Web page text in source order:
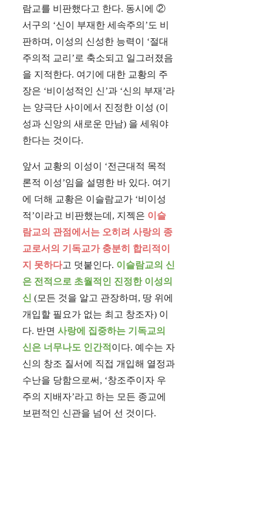
람교를 비판했다고 한다. 동시에 ②
서구의 ‘신이 부재한 세속주의’도 비
판하며, 이성의 신성한 능력이 ‘절대
주의적 교리’로 축소되고 일그러졌음
을 지적한다. 여기에 대한 교황의 주
장은 ‘비이성적인 신’과 ‘신의 부재’라
는 양극단 사이에서 진정한 이성 (이
성과 신앙의 새로운 만남) 을 세워야
한다는 것이다.
앞서 교황의 이성이 ‘전근대적 목적
론적 이성’임을 설명한 바 있다. 여기
에 더해 교황은 이슬람교가 ‘비이성
적’이라고 비판했는데, 지젝은 이슬
람교의 관점에서는 오히려 사랑의 종
교로서의 기독교가 충분히 합리적이
지 못하다고 덧붙인다. 이슬람교의 신
은 전적으로 초월적인 진정한 이성의
신 (모든 것을 알고 관장하며, 땅 위에
개입할 필요가 없는 최고 창조자) 이
다. 반면 사랑에 집중하는 기독교의
신은 너무나도 인간적 이다. 예수는 자
신의 창조 질서에 직접 개입해 열정과
수난을 당함으로써, ‘창조주이자 우
주의 지배자’라고 하는 모든 종교에
보편적인 신관을 넘어 선 것이다.